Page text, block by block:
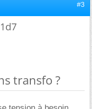
#3
transfo ?